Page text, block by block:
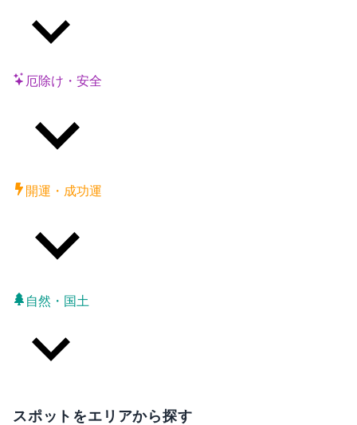
厄除け・安全
開運・成功運
自然・国土
スポットをエリアから探す